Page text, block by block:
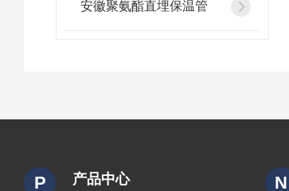
安徽聚氨酯直埋保温管
P 产品中心 N